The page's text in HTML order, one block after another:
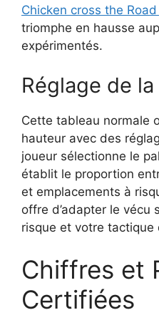
Chicken cross the
triomphe en hausse
expérimentés.
Réglage de
Cette tableau normale
hauteur avec des
joueur sélectionne le
établit le proportion
et emplacements à
offre d’adapter le vécu
risque et votre
Chiffres et
Certifiées